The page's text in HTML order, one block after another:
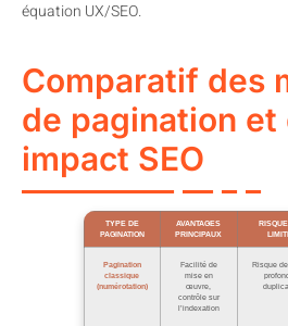
équation UX/SEO.
Comparatif des
de pagination et
impact SEO
TYPE DE
PAGINATION
AVANTAGES
PRINCIPAUX
Pagination
classique
(numérotation)
Facilité de
mise en
œuvre,
contrôle sur
l’indexation
Risque